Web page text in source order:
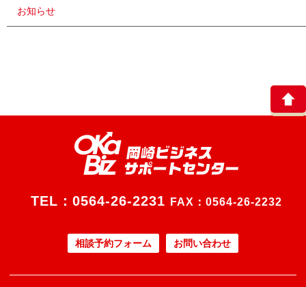
お知らせ
TEL： 0564-26-2231 FAX：0564-26-2232
相談予約フォーム お問い合わせ